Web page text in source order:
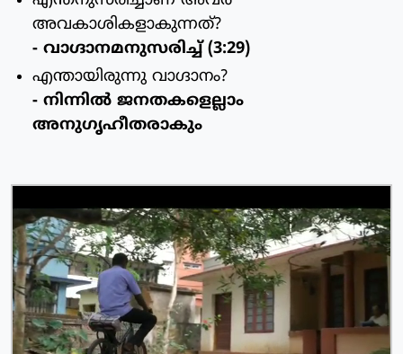
അവകാശികളാകുന്നത്?
- വാഗ്ദാനമനുസരിച്ച് (3:29)
എന്തായിരുന്നു വാഗ്ദാനം?
- നിന്നില്‍ ജനതകളെല്ലാം
അനുഗൃഹീതരാകും